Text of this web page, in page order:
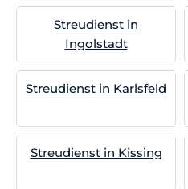
Streudienst in
Ingolstadt
Streudienst in Karlsfeld
Streudienst in Kissing